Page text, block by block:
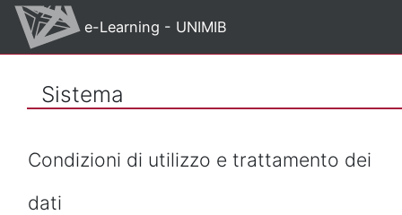
Vai al contenuto principale
e-Learning - UNIMIB
Sistema
Condizioni di utilizzo e trattamento dei
dati